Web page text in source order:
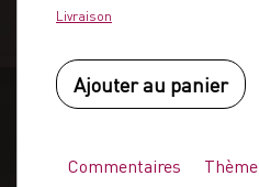
Livraison
Ajouter au panier
Commentaires Thème